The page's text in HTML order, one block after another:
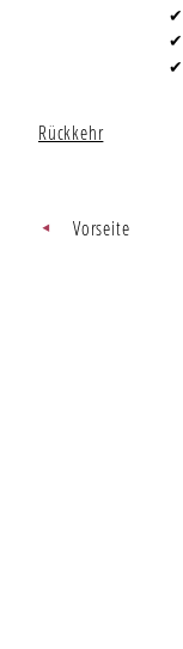
✔
✔
✔
Rückkehr
Vorseite